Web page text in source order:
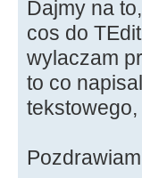
Dajmy na
cos do
wylaczam
to co